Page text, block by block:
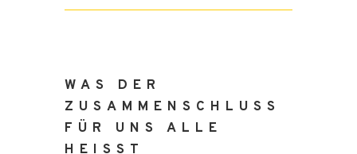
WAS DER
ZUSAMMENSCHLUSS
FÜR UNS ALLE
HEISST